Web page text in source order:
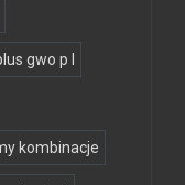
gwo p l
kombinacje